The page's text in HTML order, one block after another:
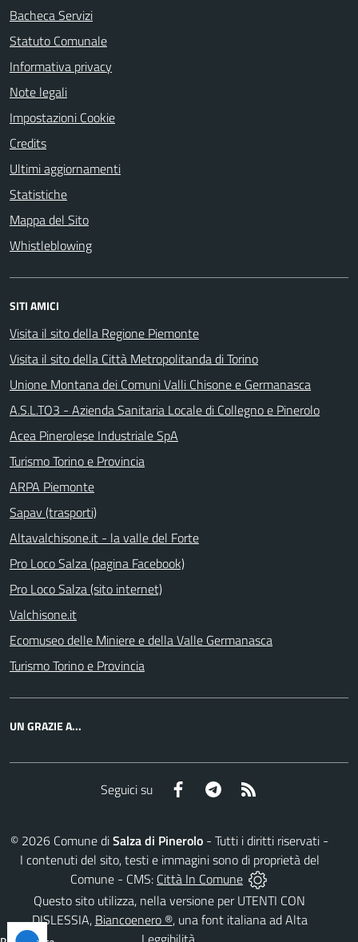
Bacheca Servizi
Statuto Comunale
Informativa privacy
Note legali
Impostazioni Cookie
Credits
Ultimi aggiornamenti
Statistiche
Mappa del Sito
Whistleblowing
SITI AMICI
Visita il sito della Regione Piemonte
Visita il sito della Città Metropolitanda di Torino
Unione Montana dei Comuni Valli Chisone e Germanasca
A.S.L.TO3 - Azienda Sanitaria Locale di Collegno e Pinerolo
Acea Pinerolese Industriale SpA
Turismo Torino e Provincia
ARPA Piemonte
Sapav (trasporti)
Altavalchisone.it - la valle del Forte
Pro Loco Salza (pagina Facebook)
Pro Loco Salza (sito internet)
Valchisone.it
Ecomuseo delle Miniere e della Valle Germanasca
Turismo Torino e Provincia
UN GRAZIE A...
Seguici su Facebook Telegram
© 2026 Comune diSalza di Pinerolo - Tutti i diritti riservati -
I contenuti del sito, testi e immagini sono di proprietà del
Comune - CMS: Città In Comune
Questo sito utilizza, nella versione per UTENTI CON
DISLESSIA, Biancoenero ®, una font italiana ad Alta